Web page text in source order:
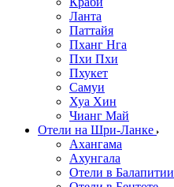
Ланта
Паттайя
Пханг Нга
Пхи Пхи
Пхукет
Самуи
Хуа Хин
Чианг Май
Отели на Шри-Ланке
Ахангама
Ахунгала
Отели в Балапитии